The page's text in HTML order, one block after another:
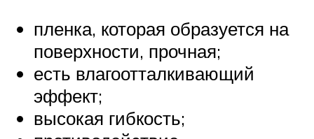
пленка, которая образуется на
поверхности, прочная;
есть влагоотталкивающий
эффект;
высокая гибкость;